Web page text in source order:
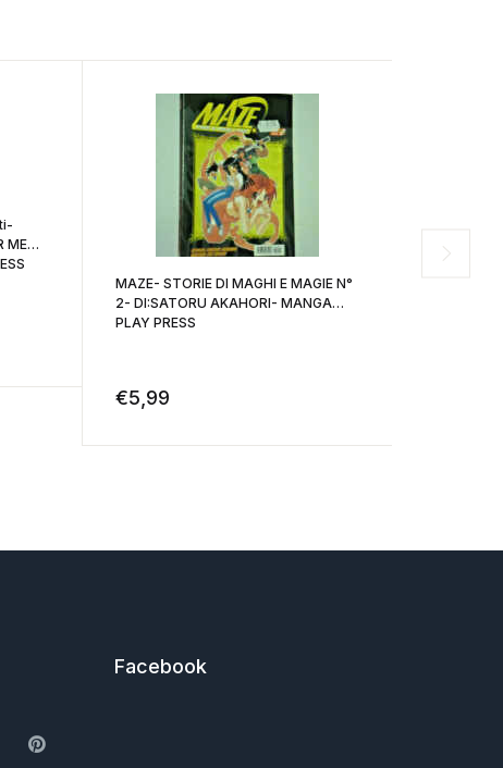
MEW
MAZE- STORIE DI MAGHI E MAGIE N°
2- DI:SATORU AKAHORI- MANGA
PLAY PRESS
€5,99
Pinterest
Facebook